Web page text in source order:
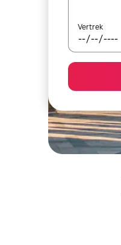
Vertrek